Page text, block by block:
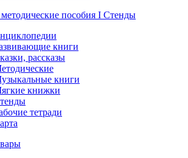
пособия I Стенды
книги
рассказы
книги
книжки
тетради